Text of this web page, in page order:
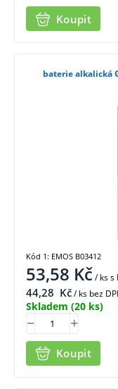
Koupit
baterie alkalická
53,58 Kč/ kss
44,28 Kč/ ks bez
Skladem (20 ks)
Koupit
Kód 1: EMOS B03412